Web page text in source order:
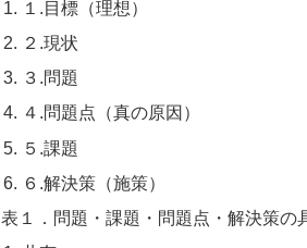
１.目標（理想）
２.現状
３.問題
４.問題点（真の原因）
５.課題
６.解決策（施策）
表１．問題・課題・問題点・解決策の